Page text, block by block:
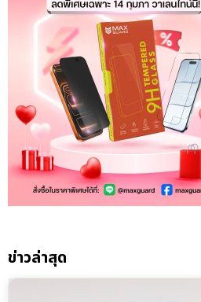
ข่าวล่าสุด